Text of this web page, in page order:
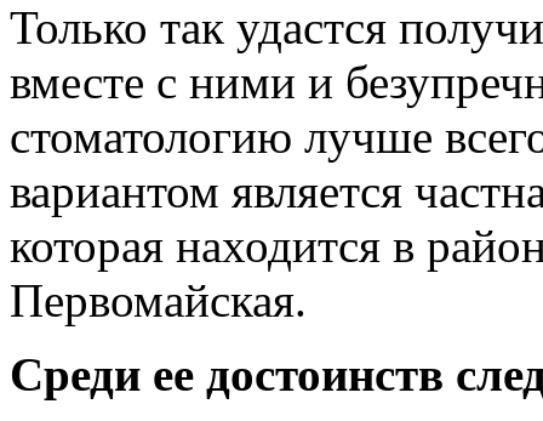
Только так удастся
вместе с ними и
стоматологию лучше
вариантом является
которая находится в
Первомайская.
Среди ее достоинств